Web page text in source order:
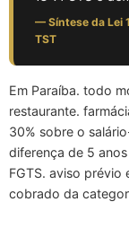
— Síntese da Lei
TST
Em Paraíba. todo
restaurante.
30% sobre o
diferença de 5
FGTS. aviso prévio
cobrado da